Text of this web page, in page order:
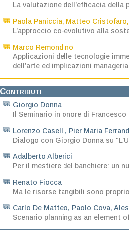
La valutazione dell’efficacia della
Paola Paniccia, Matteo Cristofaro
L’approccio co-evolutivo alla
Marco Remondino
Applicazioni delle tecnologie
dell’arte ed implicazioni
Contributi
Giorgio Donna
Il Seminario in onore di
Lorenzo Caselli, Pier Maria
Dialogo con Giorgio Donna su
Adalberto Alberici
Per il mestiere del banchiere: un
Renato Fiocca
Ma le risorse tangibili sono
Carlo De Matteo, Paolo Cova,
Scenario planning as an element